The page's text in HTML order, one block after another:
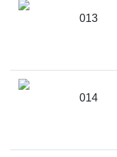
013
014